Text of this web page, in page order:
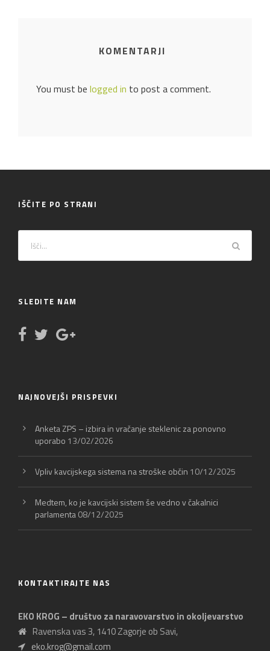
KOMENTARJI
You must be logged in to post a comment.
IŠČITE PO STRANI
SLEDITE NAM
NAJNOVEJŠI PRISPEVKI
Anketa ZPS – izbira in vračanje steklenic za ponovno
uporabo 13/02/2026
Vpliv kavcijskega sistema na stroške občin 10/12/2025
Medtem, ko je kavcijski sistem še vedno v čakalnici
parlamenta08/12/2025
KONTAKTIRAJTE NAS
EKO KROG – društvo za naravovarstvo in okoljevarstvo
Ravenska vas 3, 1410 Zagorje ob Savi,
eko.krog@gmail.com